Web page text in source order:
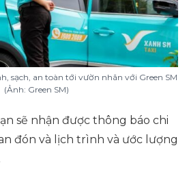
sạch, an toàn tới vườn nhãn với Green SM
(Ảnh: Green SM)
sẽ nhận được thông báo chi
đón và lịch trình và ước lượng